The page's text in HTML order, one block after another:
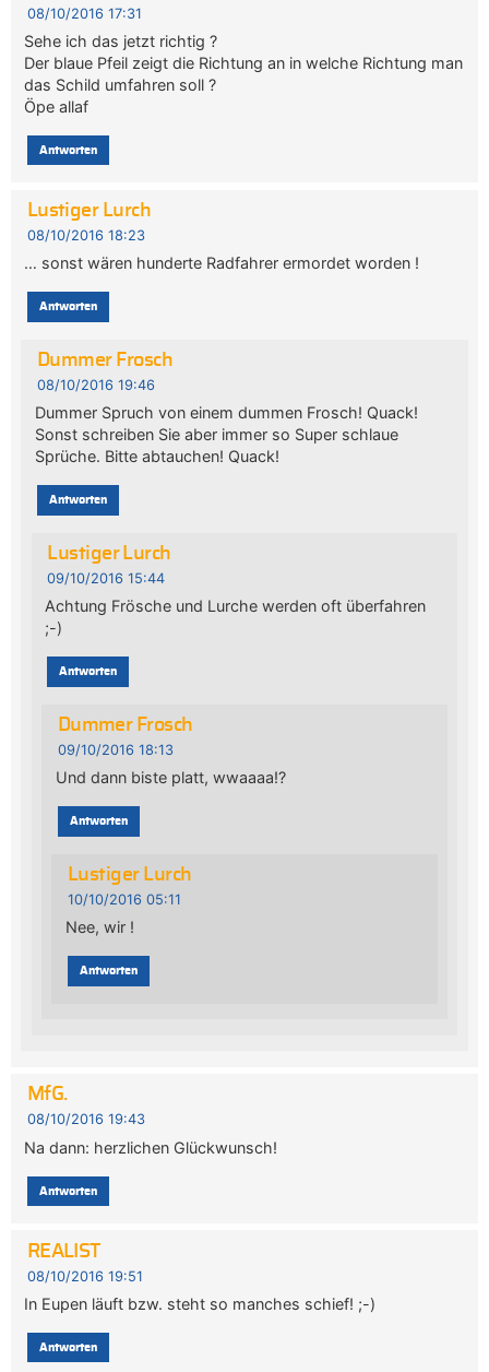
08/10/2016 17:31
Sehe ich das jetzt richtig ?
Der blaue Pfeil zeigt die Richtung an in welche Richtung man
das Schild umfahren soll ?
Öpe allaf
Antworten
Lustiger Lurch
08/10/2016 18:23
… sonst wären hunderte Radfahrer ermordet worden !
Antworten
Dummer Frosch
08/10/2016 19:46
Dummer Spruch von einem dummen Frosch! Quack!
Sonst schreiben Sie aber immer so Super schlaue
Sprüche. Bitte abtauchen! Quack!
Antworten
Lustiger Lurch
09/10/2016 15:44
Achtung Frösche und Lurche werden oft überfahren
;-)
Antworten
Dummer Frosch
09/10/2016 18:13
Und dann biste platt, wwaaaa!?
Antworten
Lustiger Lurch
10/10/2016 05:11
Nee, wir !
Antworten
MfG.
08/10/2016 19:43
Na dann: herzlichen Glückwunsch!
Antworten
REALIST
08/10/2016 19:51
In Eupen läuft bzw. steht so manches schief! ;-)
Antworten